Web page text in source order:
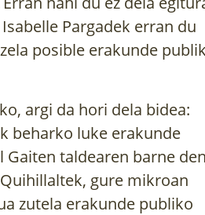
Pargadek erran du
posible erakunde
argi da hori dela bidea:
beharko luke erakunde
taldearen barne den
gure mikroan
zutela erakunde publiko